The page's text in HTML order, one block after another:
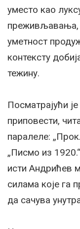
уместо као
уметност
контексту
тежину.
Посматрајући
приповести,
паралеле:
„Писмо из
исти Андрићев
силама које га
да сачува